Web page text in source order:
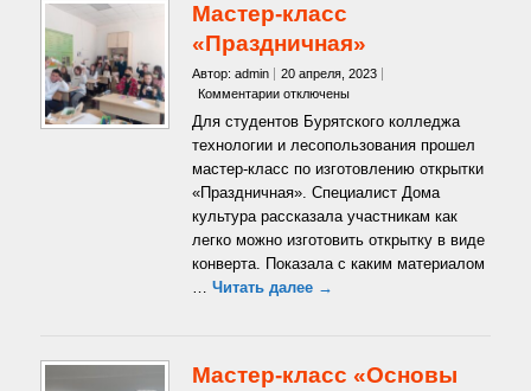
Мастер-класс
«Праздничная»
Автор: admin
20 апреля, 2023
Комментариик
записи
Мастер-
класс
«Праздничная»
отключены
Для студентов Бурятского колледжа
технологии и лесопользования прошел
мастер-класс по изготовлению открытки
«Праздничная». Специалист Дома
культура рассказала участникам как
легко можно изготовить открытку в виде
конверта. Показала с каким материалом
… Читать далее →
Мастер-класс «Основы